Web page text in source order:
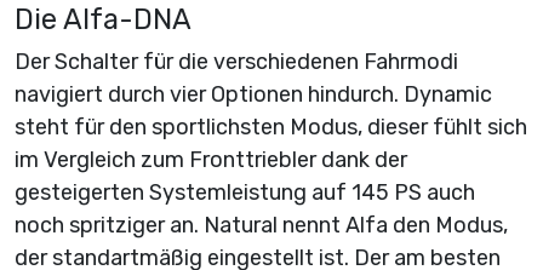
Die Alfa-DNA
Der Schalter für die verschiedenen Fahrmodi
navigiert durch vier Optionen hindurch. Dynamic
steht für den sportlichsten Modus, dieser fühlt sich
im Vergleich zum Fronttriebler dank der
gesteigerten Systemleistung auf 145 PS auch
noch spritziger an. Natural nennt Alfa den Modus,
der standartmäßig eingestellt ist. Der am besten